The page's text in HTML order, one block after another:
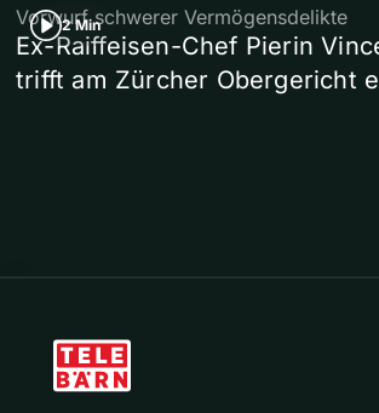
2 Min
Vorwurf schwerer Vermögensdelikte
Ex-Raiffeisen-Chef Pierin
trifft am Zürcher Obergericht